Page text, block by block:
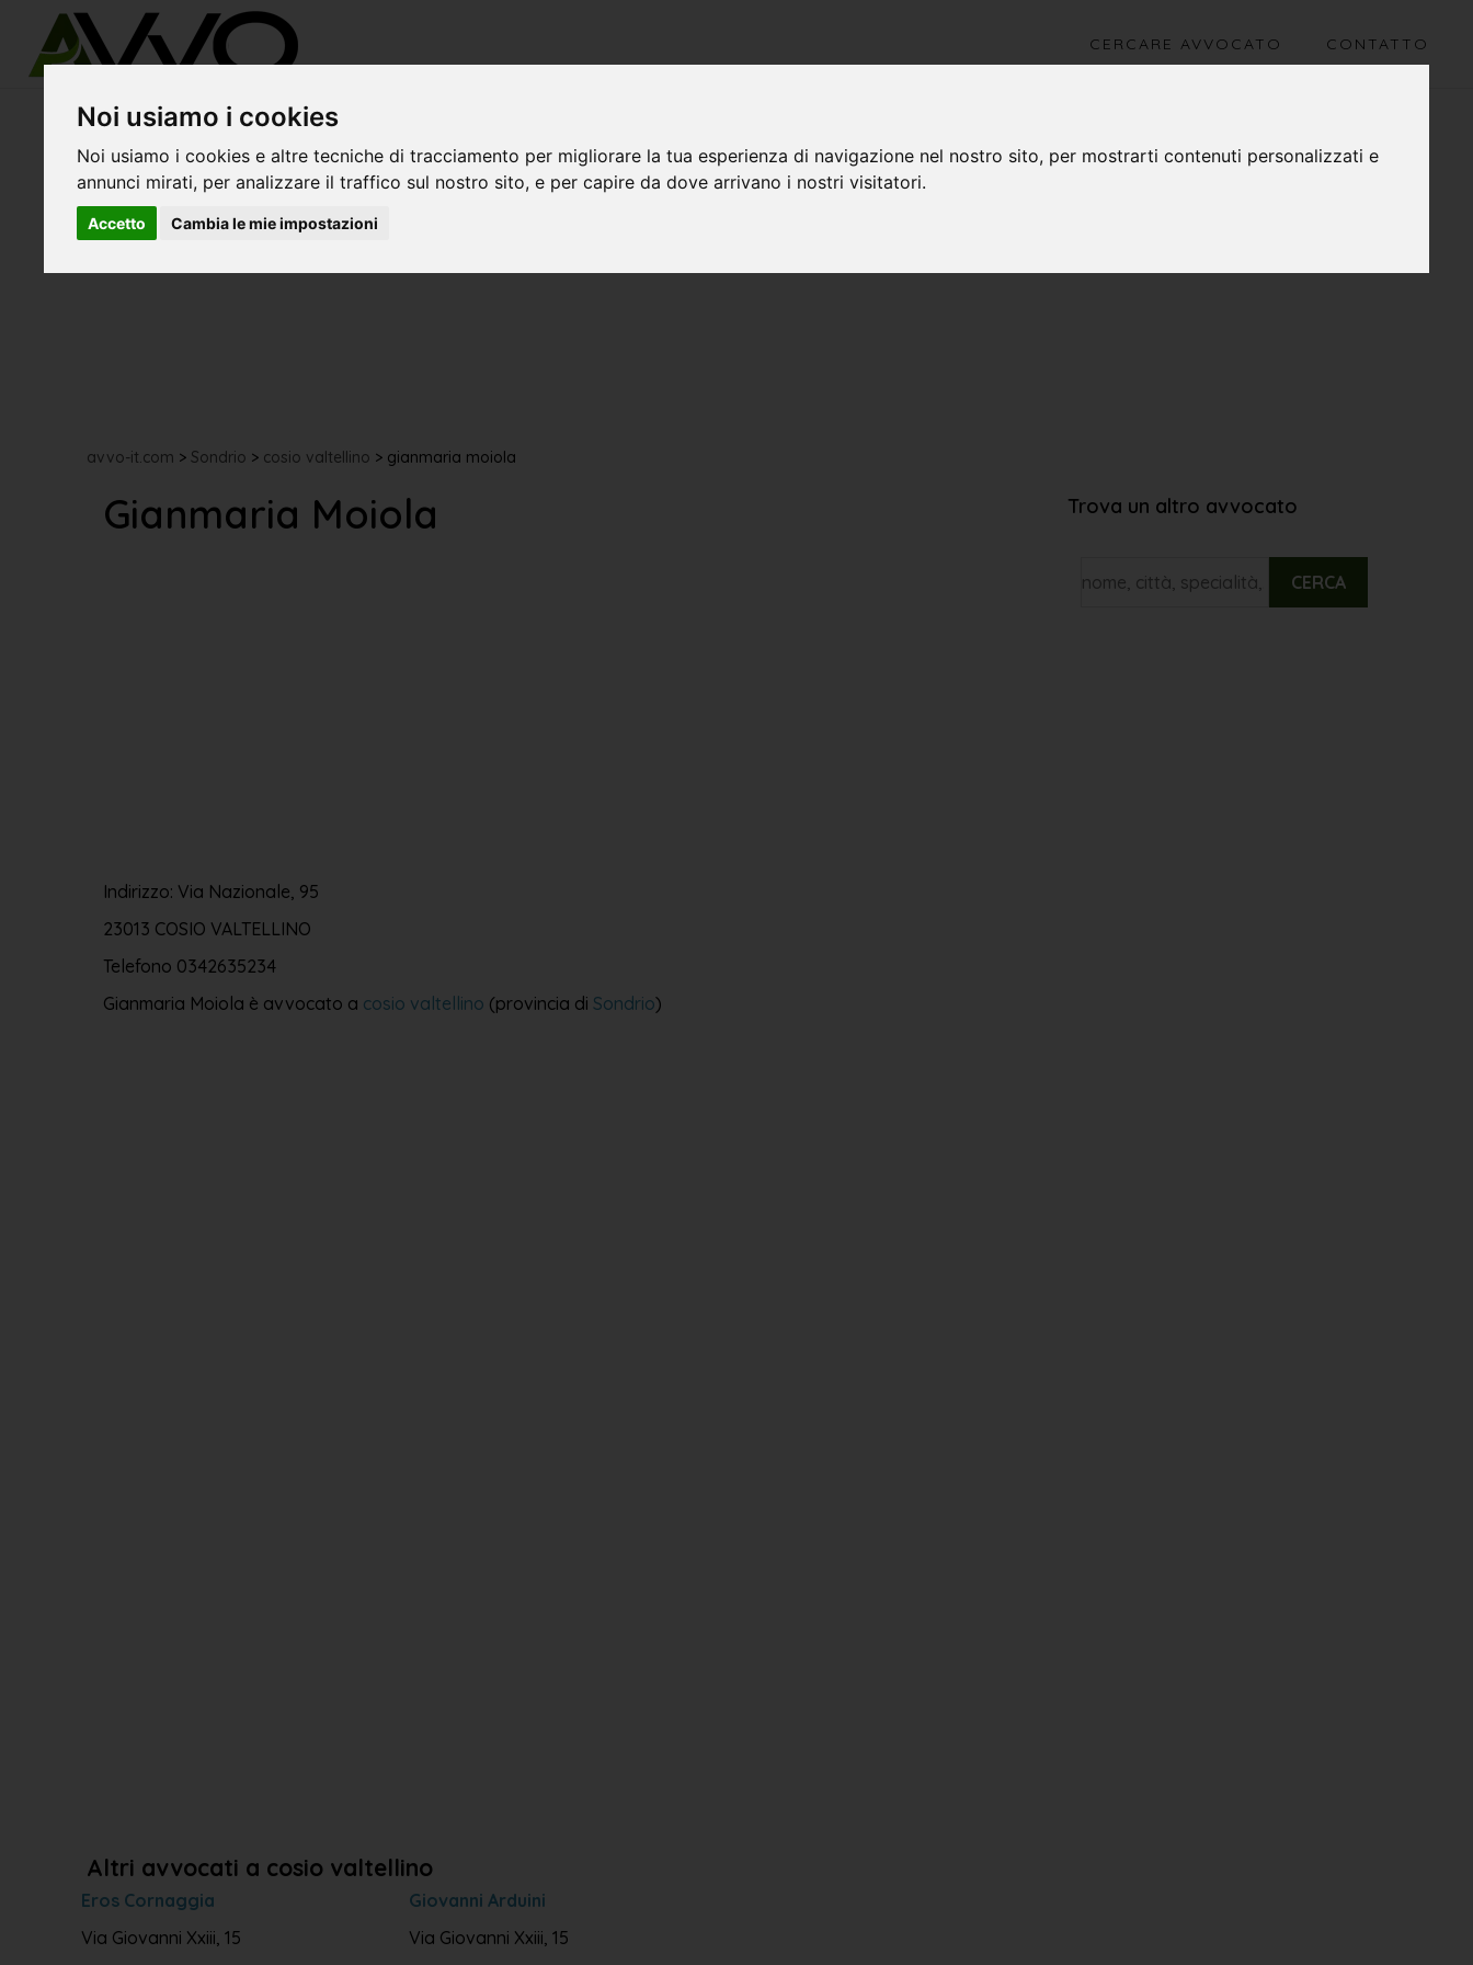
Noi usiamo i cookies
Noi usiamo i cookies e altre tecniche di tracciamento per migliorare la tua esperienza di navigazione nel nostro sito, per mostrarti contenuti personalizzati e
annunci mirati, per analizzare il traffico sul nostro sito, e per capire da dove arrivano i nostri visitatori.
Accetto Cambia le mie impostazioni
CERCARE AVVOCATO CONTATTO
avvo-it.com > Sondrio >cosio valtellino > gianmaria moiola
Gianmaria Moiola
Indirizzo: Via Nazionale, 95
23013 COSIO VALTELLINO
Telefono 0342635234
Gianmaria Moiola è avvocato a cosio valtellino (provincia di Sondrio)
Trova un altro avvocato
CERCA
Altri avvocati a cosio valtellino
Eros Cornaggia
Via Giovanni Xxiii, 15
Giovanni Arduini
Via Giovanni Xxiii, 15